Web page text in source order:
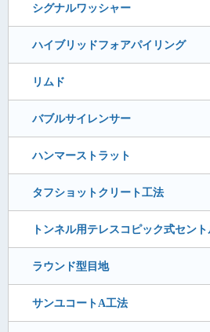
シグナルワッシャー
ハイブリッドフォアパイリング
リムド
バブルサイレンサー
ハンマーストラット
タフショットクリート工法
トンネル用テレスコピック式セント
ラウンド型目地
サンユコートA工法